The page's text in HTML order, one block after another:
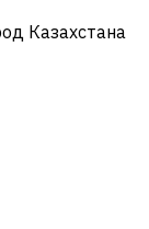
Казахстана